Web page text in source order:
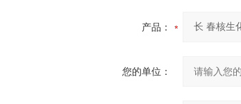
产品：
您的单位：